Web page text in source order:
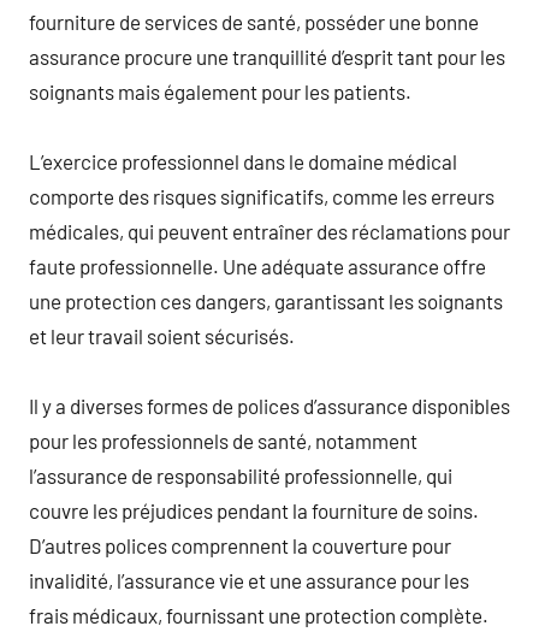
fourniture de services de santé, posséder une bonne
assurance procure une tranquillité d’esprit tant pour les
soignants mais également pour les patients.
L’exercice professionnel dans le domaine médical
comporte des risques significatifs, comme les erreurs
médicales, qui peuvent entraîner des réclamations pour
faute professionnelle. Une adéquate assurance offre
une protection ces dangers, garantissant les soignants
et leur travail soient sécurisés.
Il y a diverses formes de polices d’assurance disponibles
pour les professionnels de santé, notamment
l’assurance de responsabilité professionnelle, qui
couvre les préjudices pendant la fourniture de soins.
D’autres polices comprennent la couverture pour
invalidité, l’assurance vie et une assurance pour les
frais médicaux, fournissant une protection complète.